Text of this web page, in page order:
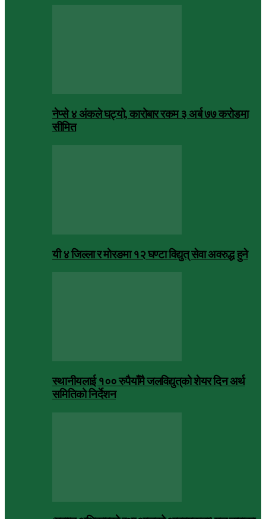
नेप्से ४ अंकले घट्यो, कारोबार रकम ३ अर्ब ७७ करोडमा
सीमित
यी ४ जिल्ला र मोरङमा १२ घण्टा विद्युत् सेवा अवरुद्ध हुने
स्थानीयलाई १०० रुपैयाँमै जलविद्युत्‌को शेयर दिन अर्थ
समितिको निर्देशन